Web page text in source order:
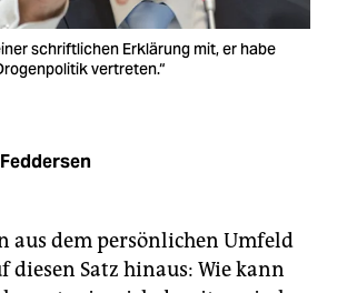
schriftlichen Erklärung mit, er habe
vertreten.“
aus dem persönlichen Umfeld
Satz hinaus: Wie kann